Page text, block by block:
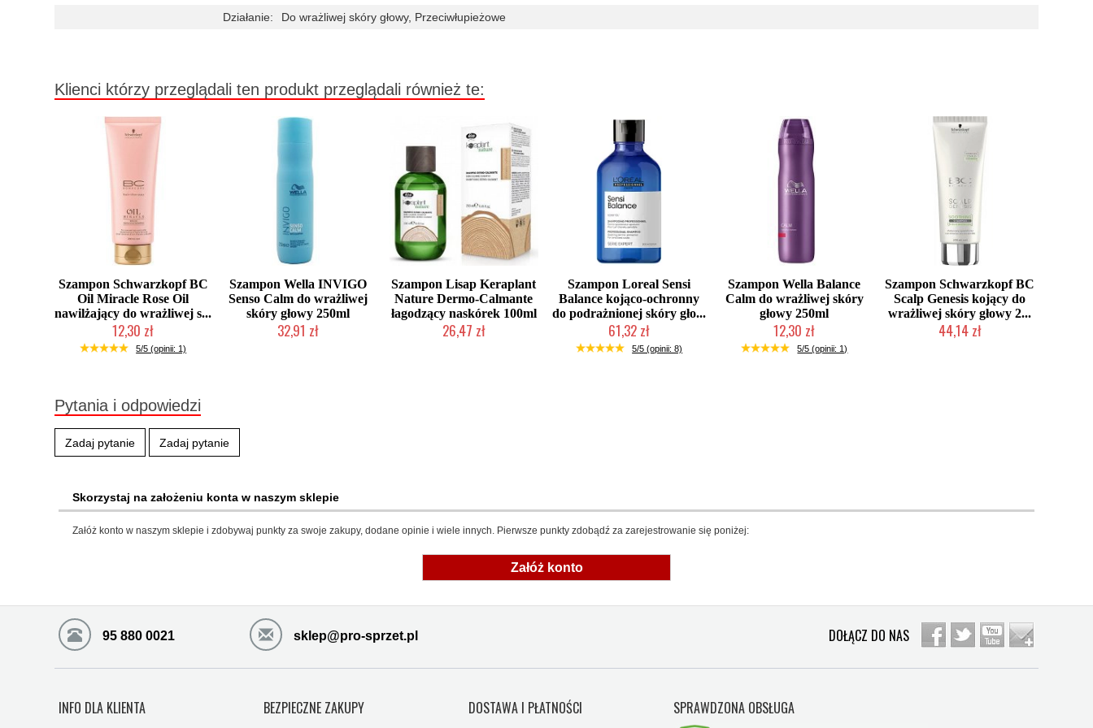
Działanie:
Do wrażliwej skóry głowy, Przeciwłupieżowe
Klienci którzy przeglądali ten produkt przeglądali również te:
Szampon Schwarzkopf BC
Oil Miracle Rose Oil
nawilżający do wrażliwej s...
12,30 zł
Produkt wycofany
5/5 (opinii: 1)
Szampon Wella INVIGO
Senso Calm do wrażliwej
skóry głowy 250ml
32,91 zł
Szampon Lisap Keraplant
Nature Dermo-Calmante
łagodzący naskórek 100ml
26,47 zł
Szampon Loreal Sensi
Balance kojąco-ochronny
do podrażnionej skóry gło...
61,32 zł
Produkt wycofany
5/5 (opinii: 8)
Szampon Wella Balance
Calm do wrażliwej skóry
głowy 250ml
12,30 zł
Produkt wycofany
5/5 (opinii: 1)
Szampon Schwarzkopf BC
Scalp Genesis kojący do
wrażliwej skóry głowy 2...
44,14 zł
Pytania i odpowiedzi
Zadaj pytanie Zadaj pytanie
Skorzystaj na założeniu konta w naszym sklepie
Załóż konto w naszym sklepie i zdobywaj punkty za swoje zakupy, dodane opinie i wiele innych. Pierwsze punkty zdobądź za zarejestrowanie się poniżej:
Załóż konto
95 880 0021 sklep@pro-sprzet.pl DOŁĄCZ DO NAS
INFO DLA KLIENTA BEZPIECZNE ZAKUPY DOSTAWA I PŁATNOŚCI SPRAWDZONA OBSŁUGA